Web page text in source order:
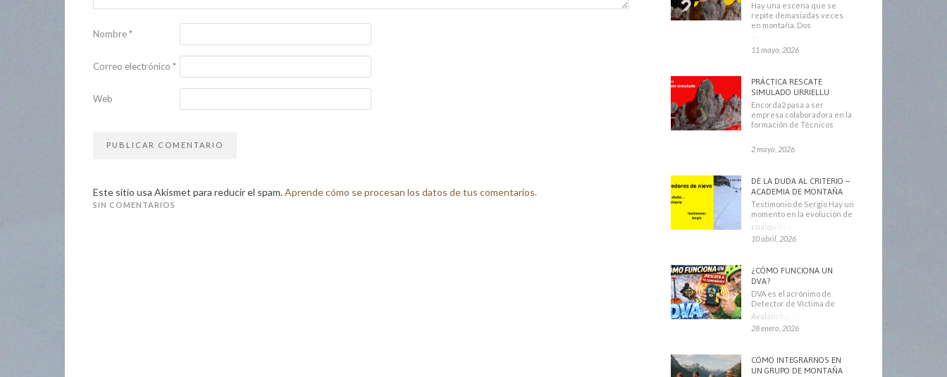
Nombre*
Correo electrónico *
Web
Este sitio usa Akismet para reducir el spam.Aprende cómo se procesan los datos de tus comentarios.
SIN COMENTARIOS
Hay una escena que se
repite demasiadas veces
en montaña. Dos
11 mayo, 2026
PRÁCTICA RESCATE
SIMULADO URRIELLU
Encorda2 pasa a ser
empresa colaboradora en la
formación de Técnicos
2 mayo, 2026
DE LA DUDA AL CRITERIO –
ACADEMIA DE MONTAÑA
Testimonio de Sergio Hay un
momento en la evolución de
cualquier montañero
10 abril, 2026
¿CÓMO FUNCIONA UN
DVA?
DVA es el acrónimo de
Detector de Víctima de
Avalancha. También se
28 enero, 2026
CÓMO INTEGRARNOS EN
UN GRUPO DE MONTAÑA